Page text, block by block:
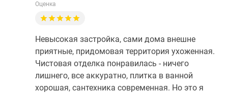
Оценка
Невысокая застройка, сами дома внешне
приятные, придомовая территория ухоженная.
Чистовая отделка понравилась - ничего
лишнего, все аккуратно, плитка в ванной
хорошая, сантехника современная. Но это я